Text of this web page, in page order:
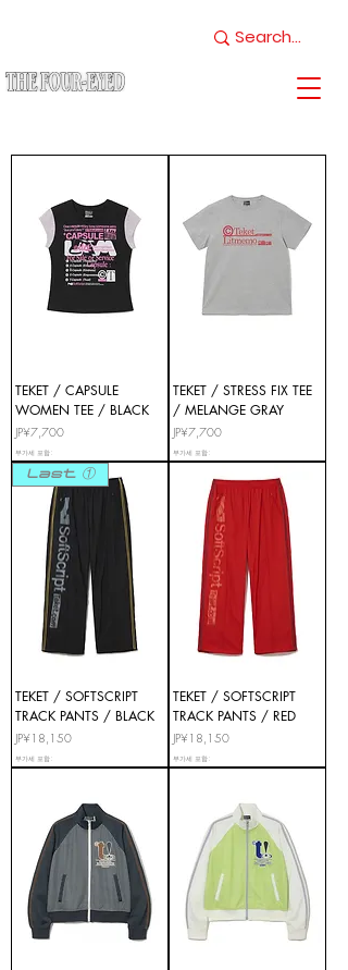
TEKET / CAPSULE
WOMEN TEE / BLACK
가격
JP¥7,700
부가세 포함:
TEKET / STRESS FIX TEE
/ MELANGE GRAY
가격
JP¥7,700
부가세 포함:
Last ①
TEKET / SOFTSCRIPT
TRACK PANTS / BLACK
가격
JP¥18,150
부가세 포함:
TEKET / SOFTSCRIPT
TRACK PANTS / RED
가격
JP¥18,150
부가세 포함: